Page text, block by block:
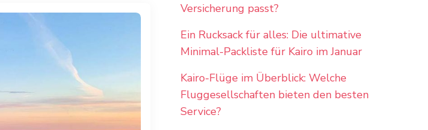
Versicherung passt?
Ein Rucksack für alles: Die ultimative
Minimal-Packliste für Kairo im Januar
Kairo-Flüge im Überblick: Welche
Fluggesellschaften bieten den besten
Service?